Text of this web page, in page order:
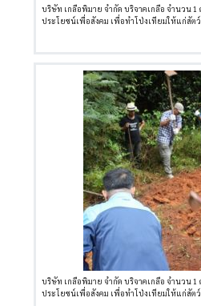
บริษัท เกลือพิมาย จำกัด บริจาคเกลือ จำนวน
ประโยชน์เพื่อสังคม เพื่อทำโป่งเทียมให้แก่สัต
บริษัท เกลือพิมาย จำกัด บริจาคเกลือ จำนวน
ประโยชน์เพื่อสังคม เพื่อทำโป่งเทียมให้แก่สัต